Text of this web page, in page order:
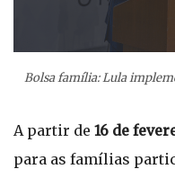
Bolsa família: Lula
A partir de 16 de
para as famílias